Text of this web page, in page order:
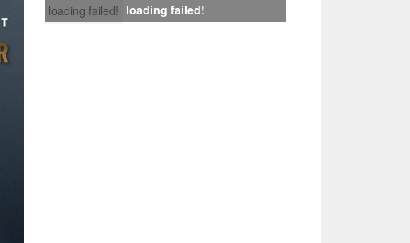
loading failed! loading failed!